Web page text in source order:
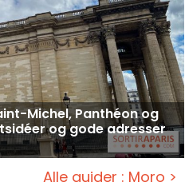
Michel, Panthéon og
og gode adresser
Alle guider : Moro >